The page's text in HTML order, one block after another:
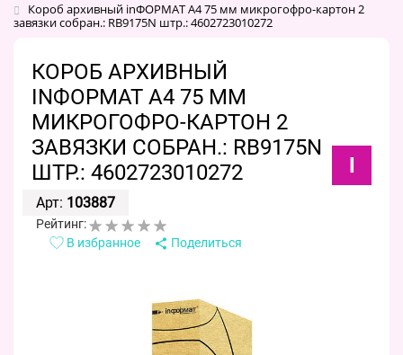
Короб архивный inФОРМАТ А4 75 мм микрогофро-картон 2
завязки собран.: RB9175N штр.: 4602723010272
КОРОБ АРХИВНЫЙ
INФОРМАТ А4 75 ММ
МИКРОГОФРО-КАРТОН 2
ЗАВЯЗКИ СОБРАН.: RB9175N
ШТР.: 4602723010272
I
Арт: 103887
Рейтинг:
В избранное
Поделиться